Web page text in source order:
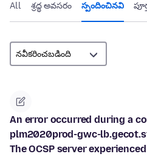
All శ్రద్ధ అవసరం స్పందించినవి
An error occurred during a
plm2020prod-gwc-
The OCSP server